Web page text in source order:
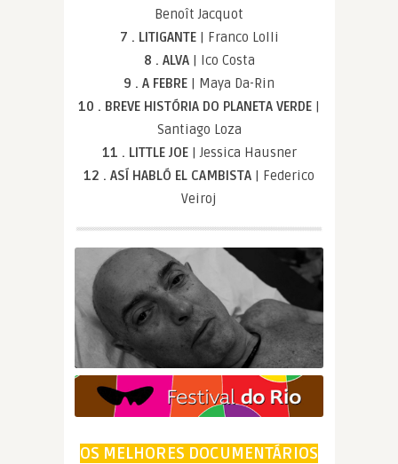
Benoît Jacquot
7 . LITIGANTE | Franco Lolli
8 . ALVA | Ico Costa
9 . A FEBRE | Maya Da-Rin
10 . BREVE HISTÓRIA DO PLANETA VERDE |
Santiago Loza
11 . LITTLE JOE | Jessica Hausner
12 . ASÍ HABLÓ EL CAMBISTA | Federico
Veiroj
OS MELHORES DOCUMENTÁRIOS